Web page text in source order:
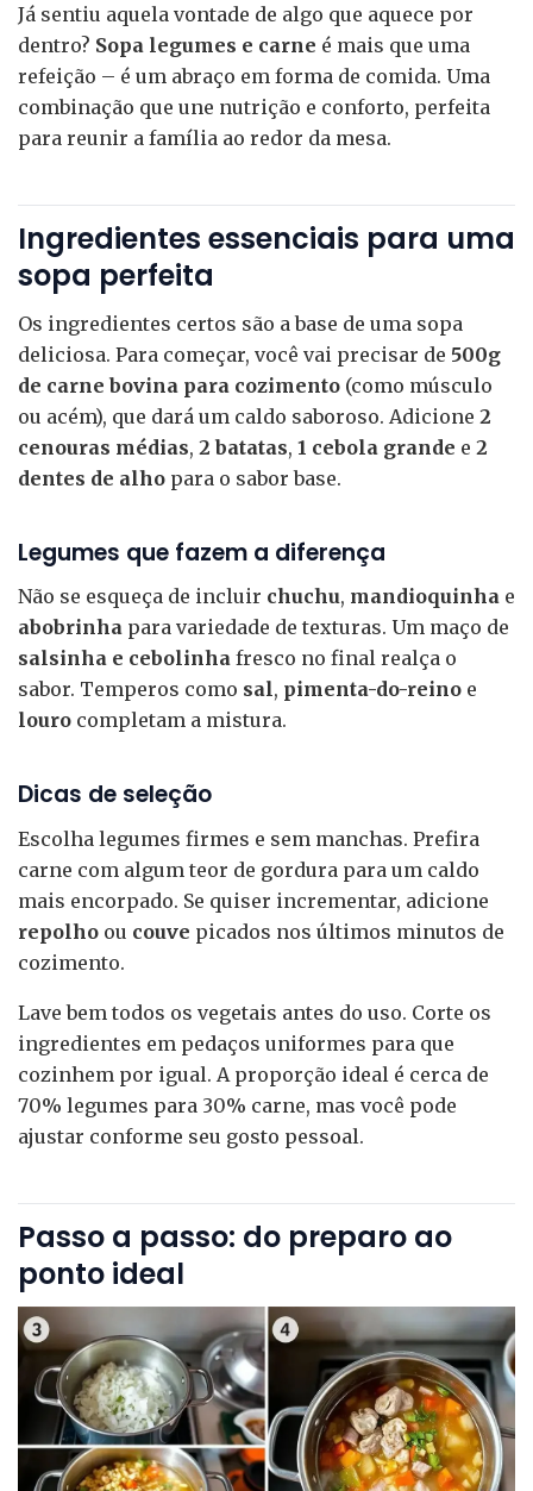
Já sentiu aquela vontade de algo que aquece por
dentro? Sopa legumes e carne é mais que uma
refeição – é um abraço em forma de comida. Uma
combinação que une nutrição e conforto, perfeita
para reunir a família ao redor da mesa.
Ingredientes essenciais para uma
sopa perfeita
Os ingredientes certos são a base de uma sopa
deliciosa. Para começar, você vai precisar de 500g
de carne bovina para cozimento (como músculo
ou acém), que dará um caldo saboroso. Adicione 2
cenouras médias, 2 batatas, 1 cebola grande e 2
dentes de alho para o sabor base.
Legumes que fazem a diferença
Não se esqueça de incluir chuchu, mandioquinha e
abobrinha para variedade de texturas. Um maço de
salsinha e cebolinha fresco no final realça o
sabor. Temperos como sal, pimenta-do-reino e
louro completam a mistura.
Dicas de seleção
Escolha legumes firmes e sem manchas. Prefira
carne com algum teor de gordura para um caldo
mais encorpado. Se quiser incrementar, adicione
repolho ou couve picados nos últimos minutos de
cozimento.
Lave bem todos os vegetais antes do uso. Corte os
ingredientes em pedaços uniformes para que
cozinhem por igual. A proporção ideal é cerca de
70% legumes para 30% carne, mas você pode
ajustar conforme seu gosto pessoal.
Passo a passo: do preparo ao
ponto ideal